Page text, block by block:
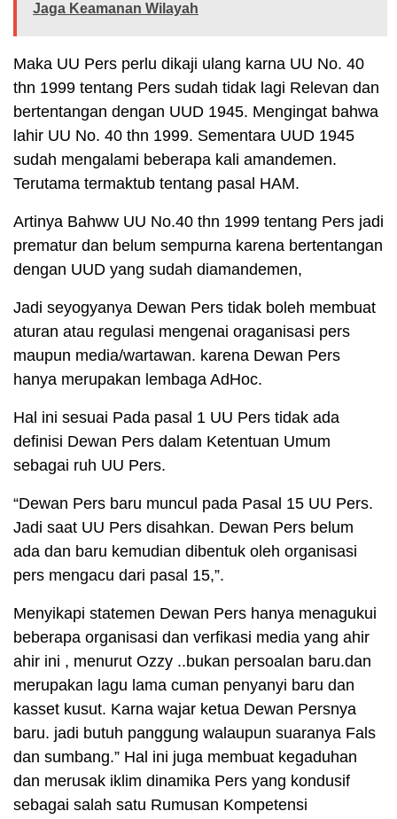
Jaga Keamanan Wilayah
Maka UU Pers perlu dikaji ulang karna UU No. 40
thn 1999 tentang Pers sudah tidak lagi Relevan dan
bertentangan dengan UUD 1945. Mengingat bahwa
lahir UU No. 40 thn 1999. Sementara UUD 1945
sudah mengalami beberapa kali amandemen.
Terutama termaktub tentang pasal HAM.
Artinya Bahww UU No.40 thn 1999 tentang Pers jadi
prematur dan belum sempurna karena bertentangan
dengan UUD yang sudah diamandemen,
Jadi seyogyanya Dewan Pers tidak boleh membuat
aturan atau regulasi mengenai oraganisasi pers
maupun media/wartawan. karena Dewan Pers
hanya merupakan lembaga AdHoc.
Hal ini sesuai Pada pasal 1 UU Pers tidak ada
definisi Dewan Pers dalam Ketentuan Umum
sebagai ruh UU Pers.
“Dewan Pers baru muncul pada Pasal 15 UU Pers.
Jadi saat UU Pers disahkan. Dewan Pers belum
ada dan baru kemudian dibentuk oleh organisasi
pers mengacu dari pasal 15,”.
Menyikapi statemen Dewan Pers hanya menagukui
beberapa organisasi dan verfikasi media yang ahir
ahir ini , menurut Ozzy ..bukan persoalan baru.dan
merupakan lagu lama cuman penyanyi baru dan
kasset kusut. Karna wajar ketua Dewan Persnya
baru. jadi butuh panggung walaupun suaranya Fals
dan sumbang.” Hal ini juga membuat kegaduhan
dan merusak iklim dinamika Pers yang kondusif
sebagai salah satu Rumusan Kompetensi